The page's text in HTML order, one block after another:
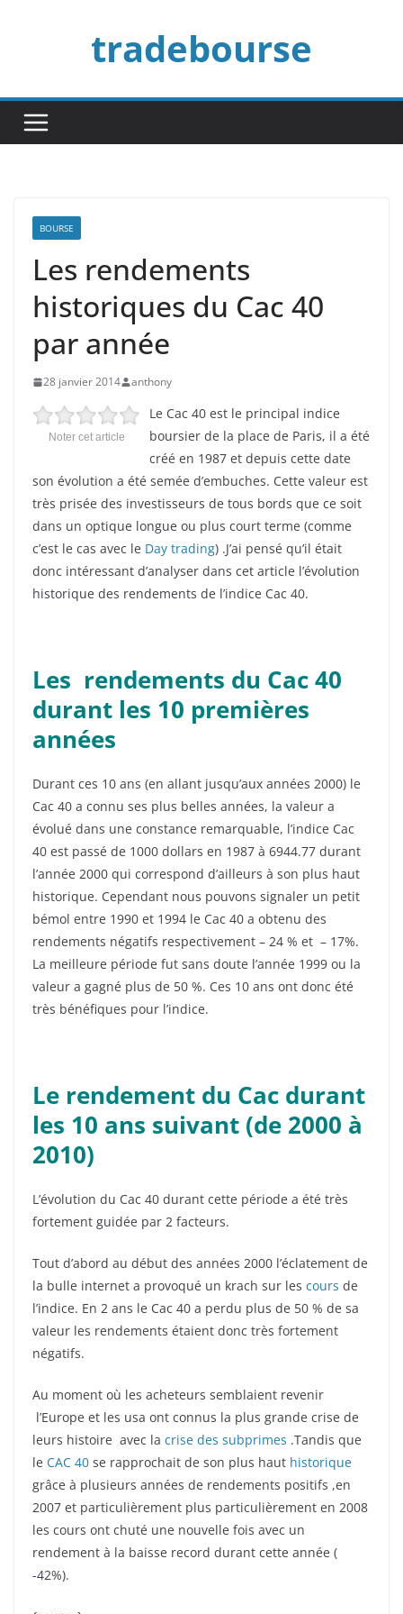
tradebourse
BOURSE
Les rendements
historiques du Cac 40
par année
28 janvier 2014 anthony
Noter cet article
Le Cac 40 est le principal indice
boursier de la place de Paris, il a été
créé en 1987 et depuis cette date
son évolution a été semée d’embuches. Cette valeur est
très prisée des investisseurs de tous bords que ce soit
dans un optique longue ou plus court terme (comme
c’est le cas avec le Day trading) .J’ai pensé qu’il était
donc intéressant d’analyser dans cet article l’évolution
historique des rendements de l’indice Cac 40.
Les rendements du Cac 40
durant les 10 premières
années
Durant ces 10 ans (en allant jusqu’aux années 2000) le
Cac 40 a connu ses plus belles années, la valeur a
évolué dans une constance remarquable, l’indice Cac
40 est passé de 1000 dollars en 1987 à 6944.77 durant
l’année 2000 qui correspond d’ailleurs à son plus haut
historique. Cependant nous pouvons signaler un petit
bémol entre 1990 et 1994 le Cac 40 a obtenu des
rendements négatifs respectivement – 24 % et – 17%.
La meilleure période fut sans doute l’année 1999 ou la
valeur a gagné plus de 50 %. Ces 10 ans ont donc été
très bénéfiques pour l’indice.
Le rendement du Cac durant
les 10 ans suivant (de 2000 à
2010)
L’évolution du Cac 40 durant cette période a été très
fortement guidée par 2 facteurs.
Tout d’abord au début des années 2000 l’éclatement de
la bulle internet a provoqué un krach sur les cours de
l’indice. En 2 ans le Cac 40 a perdu plus de 50 % de sa
valeur les rendements étaient donc très fortement
négatifs.
Au moment où les acheteurs semblaient revenir
l’Europe et les usa ont connus la plus grande crise de
leurs histoire avec la crise des subprimes .Tandis que
le CAC 40 se rapprochait de son plus haut historique
grâce à plusieurs années de rendements positifs ,en
2007 et particulièrement plus particulièrement en 2008
les cours ont chuté une nouvelle fois avec un
rendement à la baisse record durant cette année (
-42%).